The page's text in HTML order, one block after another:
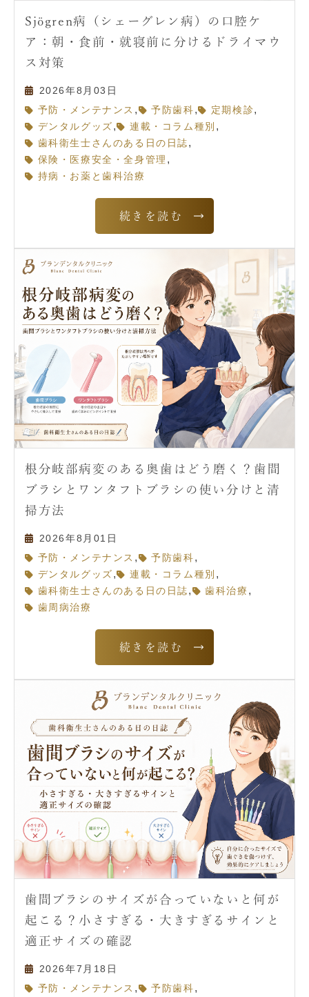
Sjögren病（シェーグレン病）の口腔ケ
ア：朝・食前・就寝前に分けるドライマウ
ス対策
2026年8月03日
予防・メンテナンス , 予防歯科 , 定期検診,
デンタルグッズ , 連載・コラム種別 ,
歯科衛生士さんのある日の日誌 ,
保険・医療安全・全身管理 ,
持病・お薬と歯科治療
続きを読む
根分岐部病変のある奥歯はどう磨く？歯間
ブラシとワンタフトブラシの使い分けと清
掃方法
2026年8月01日
予防・メンテナンス , 予防歯科 ,
デンタルグッズ , 連載・コラム種別 ,
歯科衛生士さんのある日の日誌 , 歯科治療 ,
歯周病治療
続きを読む
歯間ブラシのサイズが合っていないと何が
起こる？小さすぎる・大きすぎるサインと
適正サイズの確認
2026年7月18日
予防・メンテナンス , 予防歯科 ,